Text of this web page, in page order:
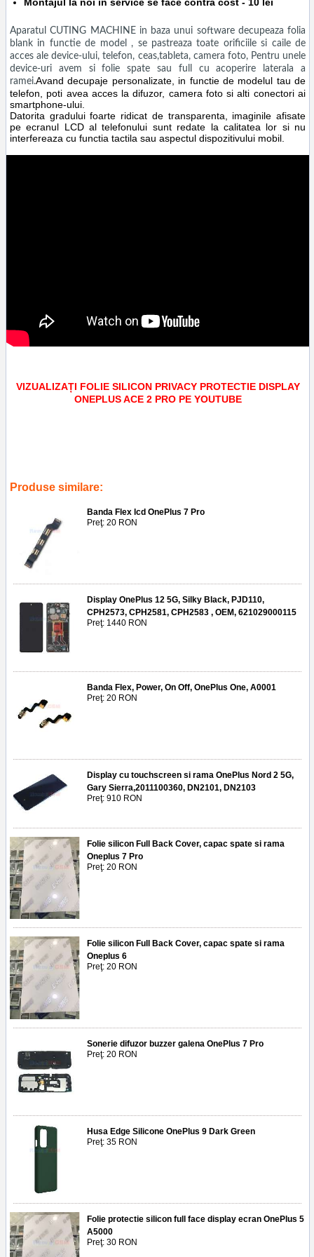
Montajul la noi in service se face contra cost - 10 lei
Aparatul CUTING MACHINE in baza unui software decupeaza folia
blank in functie de model , se pastreaza toate orificiile si caile de
acces ale device-ului, telefon, ceas,tableta, camera foto, Pentru unele
device-uri avem si folie spate sau full cu acoperire laterala a
ramei.Avand decupaje personalizate, in functie de modelul tau de
telefon, poti avea acces la difuzor, camera foto si alti conectori ai
smartphone-ului.
Datorita gradului foarte ridicat de transparenta, imaginile afisate
pe ecranul LCD al telefonului sunt redate la calitatea lor si nu
interfereaza cu functia tactila sau aspectul dispozitivului mobil.
VIZUALIZAȚI FOLIE SILICON PRIVACY PROTECTIE DISPLAY
ONEPLUS ACE 2 PRO PE YOUTUBE
Produse similare:
Banda Flex lcd OnePlus 7 Pro
Preţ: 20 RON
Display OnePlus 12 5G, Silky Black, PJD110,
CPH2573, CPH2581, CPH2583 , OEM, 621029000115
Preţ: 1440 RON
Banda Flex, Power, On Off, OnePlus One, A0001
Preţ: 20 RON
Display cu touchscreen si rama OnePlus Nord 2 5G,
Gary Sierra,2011100360, DN2101, DN2103
Preţ: 910 RON
Folie silicon Full Back Cover, capac spate si rama
Oneplus 7 Pro
Preţ: 20 RON
Folie silicon Full Back Cover, capac spate si rama
Oneplus 6
Preţ: 20 RON
Sonerie difuzor buzzer galena OnePlus 7 Pro
Preţ: 20 RON
Husa Edge Silicone OnePlus 9 Dark Green
Preţ: 35 RON
Folie protectie silicon full face display ecran OnePlus 5
A5000
Preţ: 30 RON